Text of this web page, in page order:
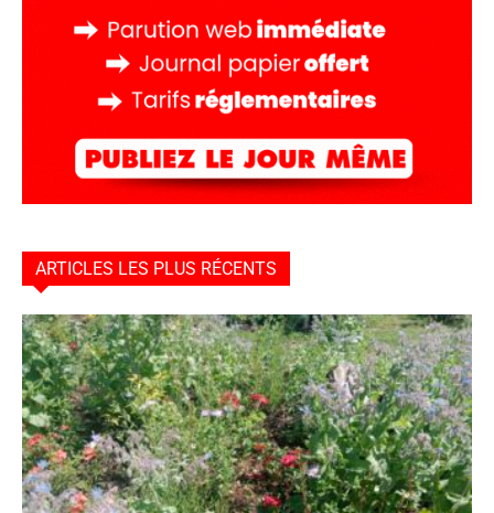
ARTICLES LES PLUS RÉCENTS